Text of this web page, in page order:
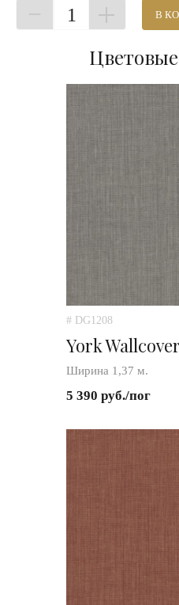
1 В
# DG1208
York
Ширина 1,37 м.
5 390 руб./пог